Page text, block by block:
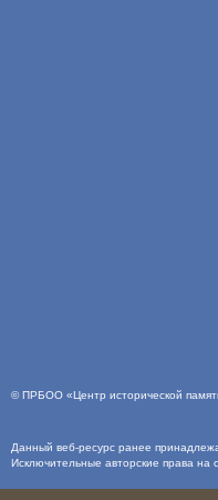
©ПРБОО «Центр исторической
Данный веб-ресурс ранее
Исключительные авторские права